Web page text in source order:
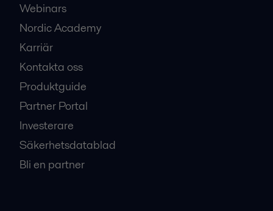
Webinars
Nordic Academy
Karriär
Kontakta oss
Produktguide
Partner Portal
Investerare
Säkerhetsdatablad
Bli en partner